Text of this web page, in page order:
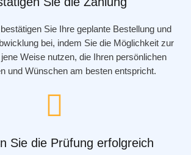
Sie Ihre geplante Bestellung und
bei, indem Sie die Möglichkeit zur
Weise nutzen, die Ihren persönlichen
und Wünschen am besten entspricht.
Sie die Prüfung erfolgreich